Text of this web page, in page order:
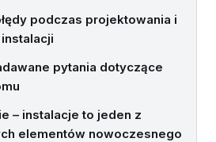
podczas projektowania i
pytania dotyczące
– instalacje to jeden z
elementów nowoczesnego